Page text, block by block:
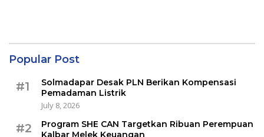
Popular Post
#1
Solmadapar Desak PLN Berikan Kompensasi
Pemadaman Listrik
July 8, 2026
#2
Program SHE CAN Targetkan Ribuan Perempuan
Kalbar Melek Keuangan